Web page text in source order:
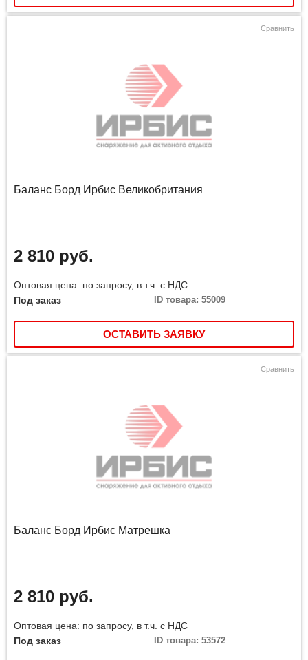
Сравнить
Баланс Борд Ирбис Великобритания
2 810 руб.
Оптовая цена: по запросу, в т.ч. с НДС
Под заказ
ID товара: 55009
ОСТАВИТЬ ЗАЯВКУ
Сравнить
Баланс Борд Ирбис Матрешка
2 810 руб.
Оптовая цена: по запросу, в т.ч. с НДС
Под заказ
ID товара: 53572